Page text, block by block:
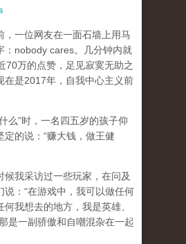
，一位网友在一面石墙上用马
：nobody cares。几分钟内就
70万的点赞，足见寂寞无助之
在是2017年，自我中心主义前
么”时，一名四五岁的孩子仰
定的说：“赚大钱，做王健
候我采访过一些玩家，在问及
说：“在游戏中，我可以做任何
我想去的地方，我是英雄、
是一副骄傲和自嘲混杂在一起